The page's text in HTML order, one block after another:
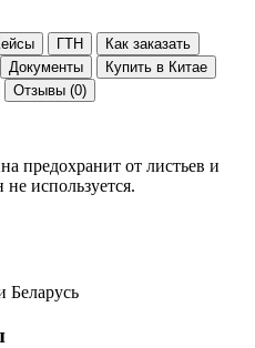
ГТН
Как заказать
Документы
Купить в Китае
Отзывы (0)
предохранит от листьев и
не используется.
Беларусь